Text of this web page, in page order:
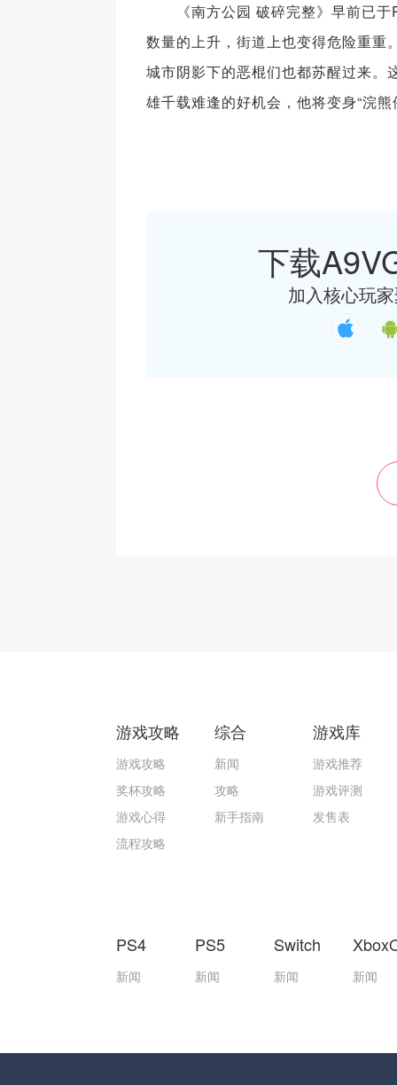
《南方公园 破碎完整》早前已于
数量的上升，街道上也变得危险重重
城市阴影下的恶棍们也都苏醒过来。
雄千载难逢的好机会，他将变身“浣
下载
加入核心玩
游戏攻略
游戏攻略
奖杯攻略
游戏心得
流程攻略
综合
新闻
攻略
新手指南
游戏库
游戏推荐
游戏评测
发售表
PS4
新闻
PS5
新闻
Switch
新闻 新闻